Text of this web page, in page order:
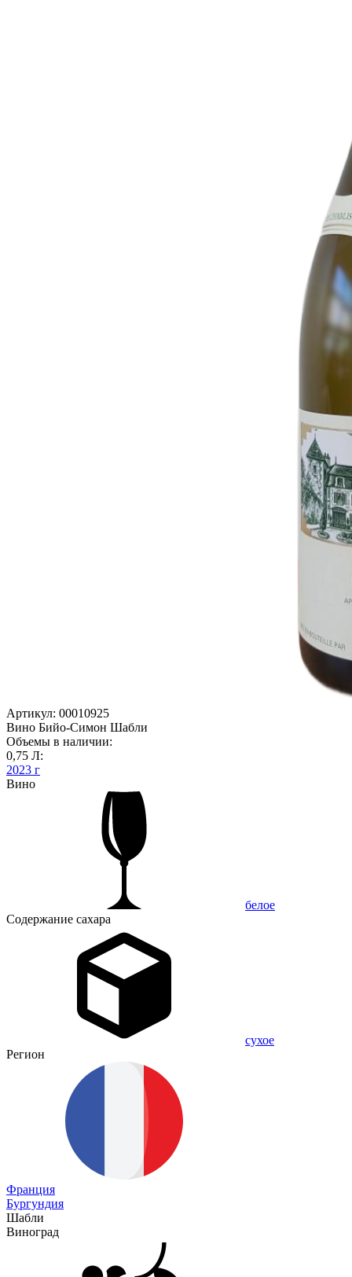
Артикул: 00010925
Вино Бийо-Симон Шабли
Объемы в наличии:
0,75 Л:
2023 г
Вино
белое
Содержание сахара
сухое
Регион
Франция
Бургундия
Шабли
Виноград